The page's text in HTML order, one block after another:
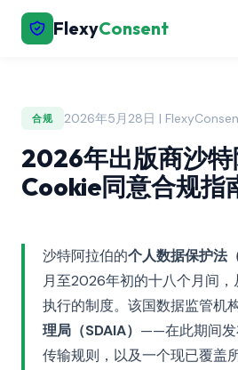
FlexyConsent
合规 2026年5月28日 |
2026年出版商沙
Cookie同意合规指
沙特阿拉伯的个人数据保护法
月至2026年初的十八个月间
执行的制度。该国数据监管机
理局（SDAIA） ——在此期间发
传输规则，以及一个现已覆盖